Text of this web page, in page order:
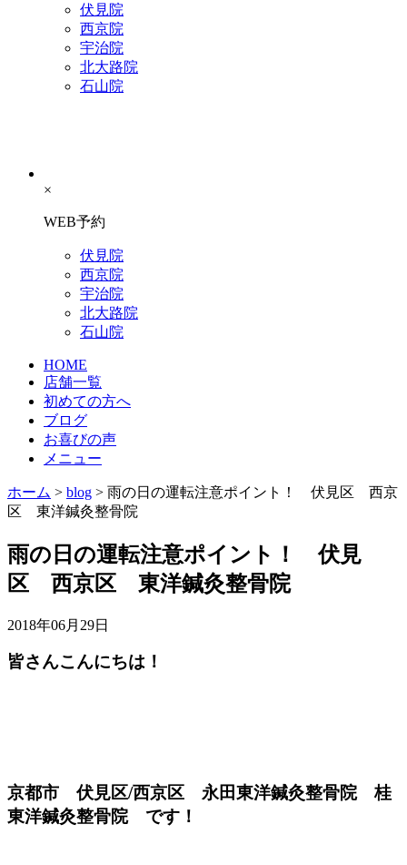
伏見院
西京院
宇治院
北大路院
石山院
×
WEB予約
伏見院
西京院
宇治院
北大路院
石山院
HOME
店舗一覧
初めての方へ
ブログ
お喜びの声
メニュー
ホーム > blog > 雨の日の運転注意ポイント！ 伏見区 西京
区 東洋鍼灸整骨院
雨の日の運転注意ポイント！ 伏見
区 西京区 東洋鍼灸整骨院
2018年06月29日
皆さんこんにちは！
京都市 伏見区/西京区 永田東洋鍼灸整骨院 桂
東洋鍼灸整骨院 です！